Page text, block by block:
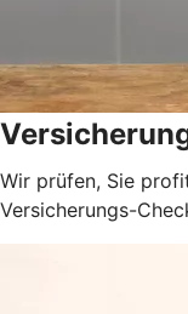
Wir prüfen, Sie
Versicherungs-